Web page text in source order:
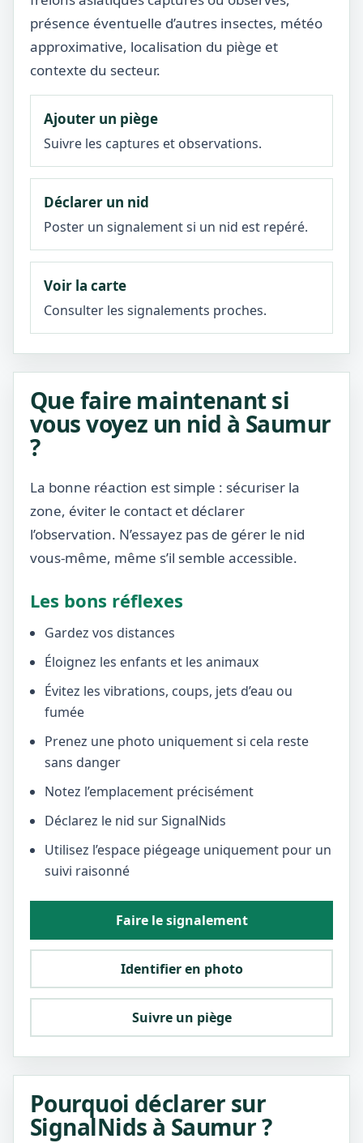
présence éventuelle d’autres insectes, météo
approximative, localisation du piège et
contexte du secteur.
Ajouter un piège
Suivre les captures et observations.
Déclarer un nid
Poster un signalement si un nid est repéré.
Voir la carte
Consulter les signalements proches.
Que faire maintenant si
vous voyez un nid à Saumur
?
La bonne réaction est simple : sécuriser la
zone, éviter le contact et déclarer
l’observation. N’essayez pas de gérer le nid
vous-même, même s’il semble accessible.
Les bons réflexes
Gardez vos distances
Éloignez les enfants et les animaux
Évitez les vibrations, coups, jets d’eau ou
fumée
Prenez une photo uniquement si cela reste
sans danger
Notez l’emplacement précisément
Déclarez le nid sur SignalNids
Utilisez l’espace piégeage uniquement pour un
suivi raisonné
Faire le signalement
Identifier en photo
Suivre un piège
Pourquoi déclarer sur
SignalNids à Saumur ?